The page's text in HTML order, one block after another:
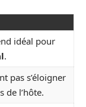
idéal pour
.
pas s’éloigner
de l’hôte.